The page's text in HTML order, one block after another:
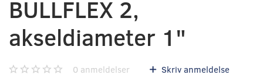
BULLFLEX 2,
akseldiameter 1"
0 anmeldelser Skriv anmeldelse